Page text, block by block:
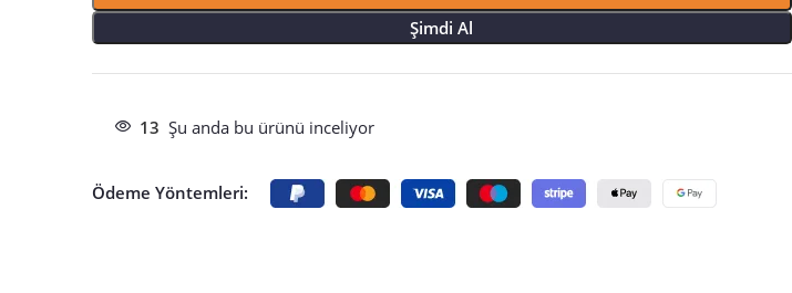
Şimdi Al
13 Şu anda bu ürünü inceliyor
Ödeme Yöntemleri: